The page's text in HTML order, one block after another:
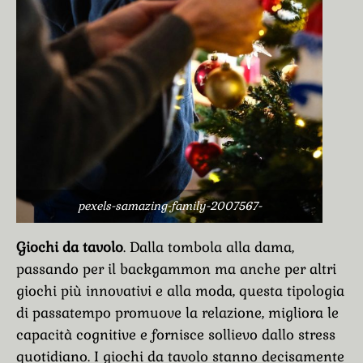
pexels-samazing-family-2007567-
Giochi da tavolo. Dalla tombola alla dama,
passando per il backgammon ma anche per altri
giochi più innovativi e alla moda, questa tipologia
di passatempo promuove la relazione, migliora le
capacità cognitive e fornisce sollievo dallo stress
quotidiano. I giochi da tavolo stanno decisamente